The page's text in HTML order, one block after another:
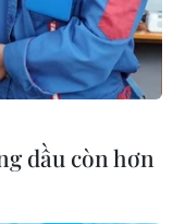
dầu còn hơn